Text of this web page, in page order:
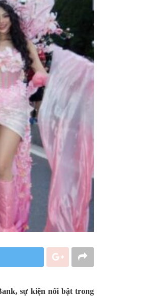
sự kiện nổi bật trong